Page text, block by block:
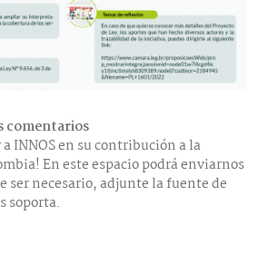
comentarios
a INNOS en su contribución a la
En este espacio podrá enviarnos
ser necesario, adjunte la fuente de
soporta.